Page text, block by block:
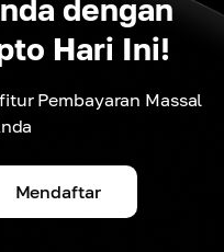
dengan
Hari Ini!
Pembayaran Massal
Mendaftar